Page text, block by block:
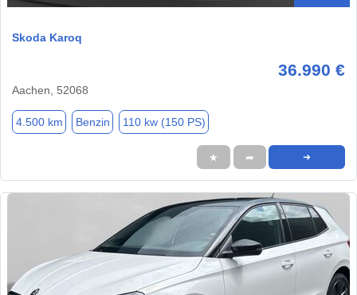
Skoda Karoq
36.990 €
Aachen, 52068
4.500 km Benzin 110 kw (150 PS)
★ ➦ ➜